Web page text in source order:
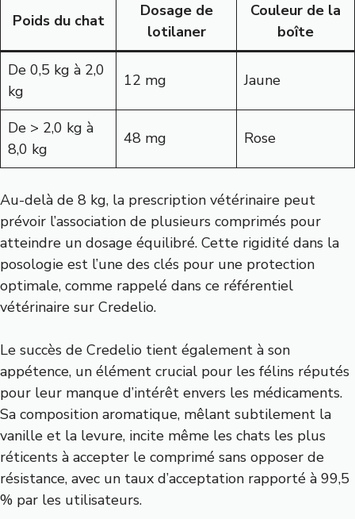
Poids du chat
Dosage de
lotilaner
Couleur de la
boîte
De 0,5 kg à 2,0
kg
12 mg Jaune
De > 2,0 kg à
8,0 kg
48 mg Rose
Au-delà de 8 kg, la prescription vétérinaire peut
prévoir l’association de plusieurs comprimés pour
atteindre un dosage équilibré. Cette rigidité dans la
posologie est l’une des clés pour une protection
optimale, comme rappelé dans ce référentiel
vétérinaire sur Credelio.
Le succès de Credelio tient également à son
appétence, un élément crucial pour les félins réputés
pour leur manque d’intérêt envers les médicaments.
Sa composition aromatique, mêlant subtilement la
vanille et la levure, incite même les chats les plus
réticents à accepter le comprimé sans opposer de
résistance, avec un taux d’acceptation rapporté à 99,5
% par les utilisateurs.